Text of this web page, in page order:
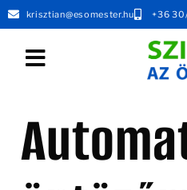
krisztian@esomester.hu +36